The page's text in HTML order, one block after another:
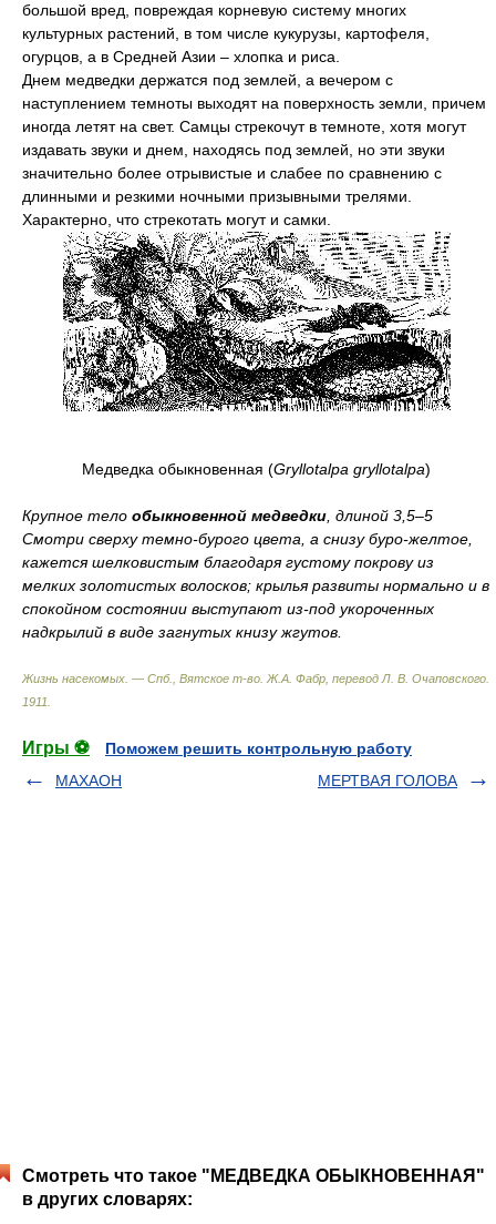
большой вред, повреждая корневую систему многих
культурных растений, в том числе кукурузы, картофеля,
огурцов, а в Средней Азии – хлопка и риса.
Днем медведки держатся под землей, а вечером с
наступлением темноты выходят на поверхность земли, причем
иногда летят на свет. Самцы стрекочут в темноте, хотя могут
издавать звуки и днем, находясь под землей, но эти звуки
значительно более отрывистые и слабее по сравнению с
длинными и резкими ночными призывными трелями.
Характерно, что стрекотать могут и самки.
Медведка обыкновенная (Gryllotalpa gryllotalpa)
Крупное тело обыкновенной медведки , длиной 3,5–5
Смотри сверху темно-бурого цвета, а снизу буро-желтое,
кажется шелковистым благодаря густому покрову из
мелких золотистых волосков; крылья развиты нормально и в
спокойном состоянии выступают из-под укороченных
надкрылий в виде загнутых книзу жгутов.
Жизнь насекомых. — Спб., Вятское т-во Ж.А. Фабр, перевод Л. В. Очаповского
1911
Игры ⚽
Поможем решить контрольную работу
МАХАОН
МЕРТВАЯ ГОЛОВА
Смотреть что такое "МЕДВЕДКА ОБЫКНОВЕННАЯ"
в других словарях: